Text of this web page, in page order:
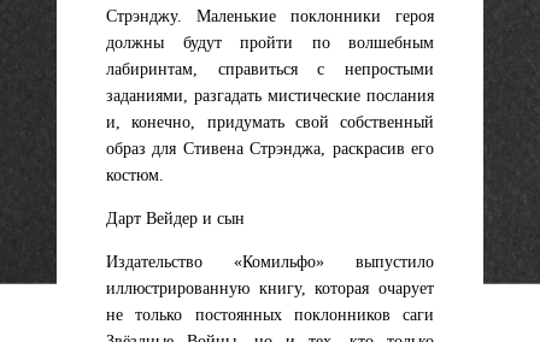
Стрэнджу. Маленькие поклонники героя
должны будут пройти по волшебным
лабиринтам, справиться с непростыми
заданиями, разгадать мистические послания
и, конечно, придумать свой собственный
образ для Стивена Стрэнджа, раскрасив его
костюм.
Дарт Вейдер и сын
Издательство «Комильфо» выпустило
иллюстрированную книгу, которая очарует
не только постоянных поклонников саги